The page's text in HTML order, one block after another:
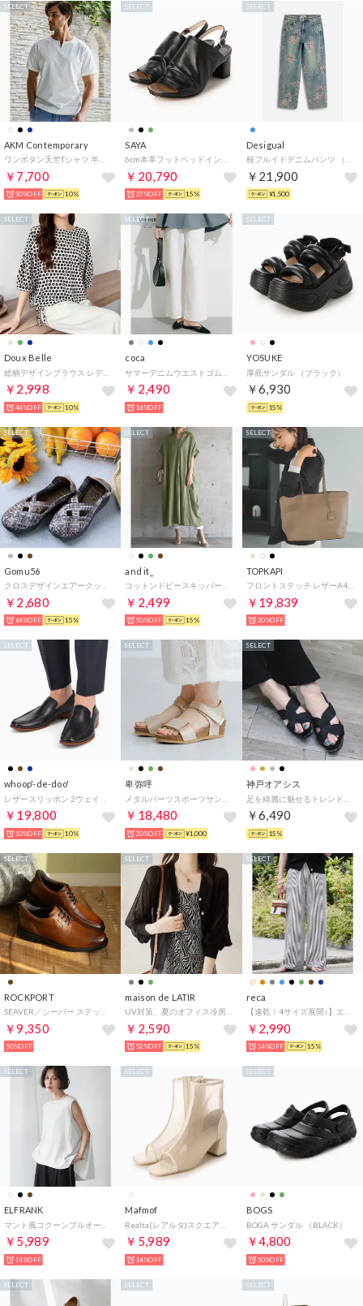
AKM Contemporary
￥7,700
SELECT
50%OFF 10%
SAYA
￥20,790
SELECT
27%OFF 15%
Desigual
￥21,900
SELECT
¥1,500
Doux Belle
￥2,998
SELECT
44%OFF 10%
coca
￥2,490
SELECT
16%OFF
YOSUKE
厚底サンダル （ブラック）
￥6,930
SELECT
15%
Gomu56
￥2,680
SELECT
64%OFF 15%
and it_
￥2,499
SELECT
50%OFF 15%
TOPKAPI
フロントステッチ レザーA4トートバッグ （グレージュ）
￥19,839
SELECT
20%OFF
whoop'-de-doo'
￥19,800
SELECT
10%OFF 10%
卑弥呼
￥18,480
SELECT
20%OFF ¥1,000
神戸オアシス
￥6,490
SELECT
15%
ROCKPORT
￥9,350
SELECT
50%OFF
maison de LATIR
￥2,590
SELECT
52%OFF 15%
reca
￥2,990
SELECT
14%OFF 15%
ELFRANK
￥5,989
SELECT
14%OFF
Mafmof
￥5,989
SELECT
14%OFF
BOGS
BOGA サンダル （BLACK）
￥4,800
SELECT
50%OFF
SELECT SELECT SELECT